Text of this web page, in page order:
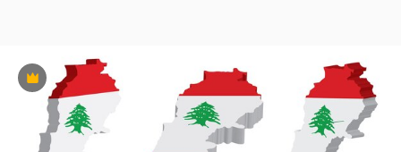
Premium